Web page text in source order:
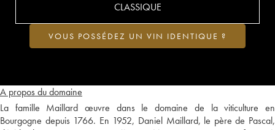
A propos du domaine
La famille Maillard œuvre dans le domaine de la viticulture en
Bourgogne depuis 1766. En 1952, Daniel Maillard, le père de Pascal,
CLASSIQUE
VOUS POSSÉDEZ UN VIN IDENTIQUE ?